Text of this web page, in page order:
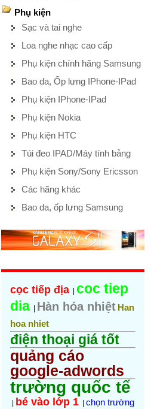
Phụ kiện
Sạc và tai nghe
Loa nghe nhạc cao cấp
Phụ kiện chính hãng Samsung
Bao da, Ốp lưng IPhone-IPad
Phụ kiện IPhone-IPad
Phụ kiện Nokia
Phụ kiện HTC
Túi đeo IPAD/Máy tính bảng
Phụ kiện Sony/Sony Ericsson
Các hãng khác
Bao da, ốp lưng Samsung
cọc tiếp địa
coc tiep
dia Hàn hóa nhiệt Han
hoa nhiet
điện thoại giá tốt
quảng cáo
google-adwords
trường quốc tế
bé vào lớp 1
chọn trường